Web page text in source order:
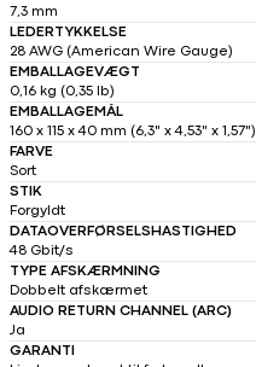
7,3 mm
LEDERTYKKELSE
28 AWG (American Wire Gauge)
EMBALLAGEVÆGT
0,16 kg (0,35 lb)
EMBALLAGEMÅL
160 x 115 x 40 mm (6,3" x 4,53" x 1,57")
FARVE
Sort
STIK
Forgyldt
DATAOVERFØRSELSHASTIGHED
48 Gbit/s
TYPE AFSKÆRMNING
Dobbelt afskærmet
AUDIO RETURN CHANNEL (ARC)
Ja
GARANTI